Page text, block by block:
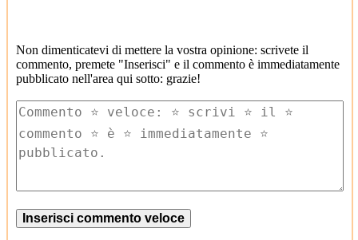
Non dimenticatevi di mettere la vostra opinione: scrivete il
commento, premete "Inserisci" e il commento è immediatamente
pubblicato nell'area qui sotto: grazie!